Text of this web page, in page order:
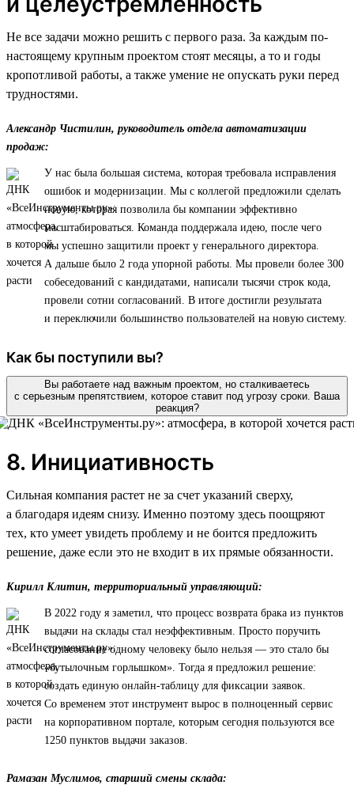
Не все задачи можно решить с первого раза. За каждым по-
настоящему крупным проектом стоят месяцы, а то и годы
кропотливой работы, а также умение не опускать руки перед
трудностями.
Александр Чистилин, руководитель отдела автоматизации
продаж:
У нас была большая система, которая требовала исправления
ошибок и модернизации. Мы с коллегой предложили сделать
новую, которая позволила бы компании эффективно
масштабироваться. Команда поддержала идею, после чего
мы успешно защитили проект у генерального директора.
А дальше было 2 года упорной работы. Мы провели более 300
собеседований с кандидатами, написали тысячи строк кода,
провели сотни согласований. В итоге достигли результата
и переключили большинство пользователей на новую систему.
Как бы поступили вы?
Вы работаете над важным проектом, но сталкиваетесь
с серьезным препятствием, которое ставит под угрозу сроки. Ваша
реакция?
8. Инициативность
Сильная компания растет не за счет указаний сверху,
а благодаря идеям снизу. Именно поэтому здесь поощряют
тех, кто умеет увидеть проблему и не боится предложить
решение, даже если это не входит в их прямые обязанности.
Кирилл Клитин, территориальный управляющий:
В 2022 году я заметил, что процесс возврата брака из пунктов
выдачи на склады стал неэффективным. Просто поручить
согласование одному человеку было нельзя — это стало бы
«бутылочным горлышком». Тогда я предложил решение:
создать единую онлайн-таблицу для фиксации заявок.
Со временем этот инструмент вырос в полноценный сервис
на корпоративном портале, которым сегодня пользуются все
1250 пунктов выдачи заказов.
Рамазан Муслимов, старший смены склада: